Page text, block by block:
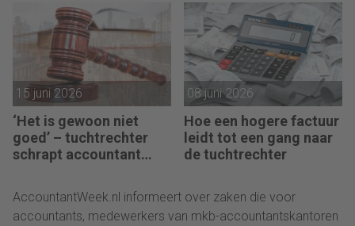
15 juni 2026
‘Het is gewoon niet
goed’ – tuchtrechter
schrapt accountant
08 juni 2026
Hoe een hogere factuur
leidt tot een gang naar
de tuchtrechter
AccountantWeek.nl informeert over zaken die voor
accountants, medewerkers van mkb-accountantskantoren